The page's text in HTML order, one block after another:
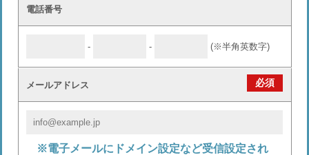
電話番号
- - (※半角英数字)
メールアドレス 必須
※電子メールにドメイン設定など受信設定され